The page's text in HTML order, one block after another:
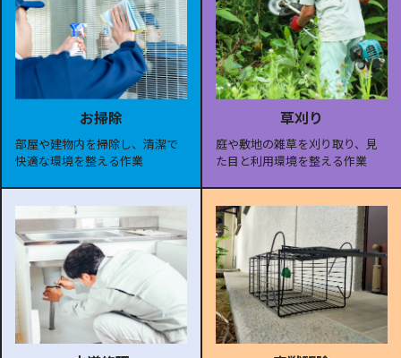
お掃除
部屋や建物内を掃除し、清潔で
快適な環境を整える作業
草刈り
庭や敷地の雑草を刈り取り、見
た目と利用環境を整える作業